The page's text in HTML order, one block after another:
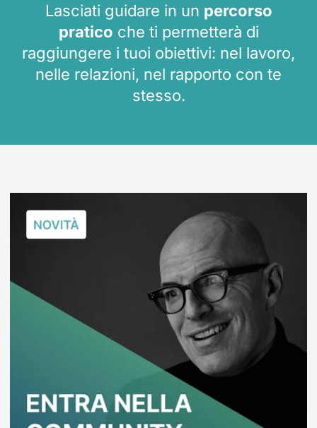
Lasciati guidare in un percorso
pratico che ti permetterà di
raggiungere i tuoi obiettivi: nel lavoro,
nelle relazioni, nel rapporto con te
stesso.